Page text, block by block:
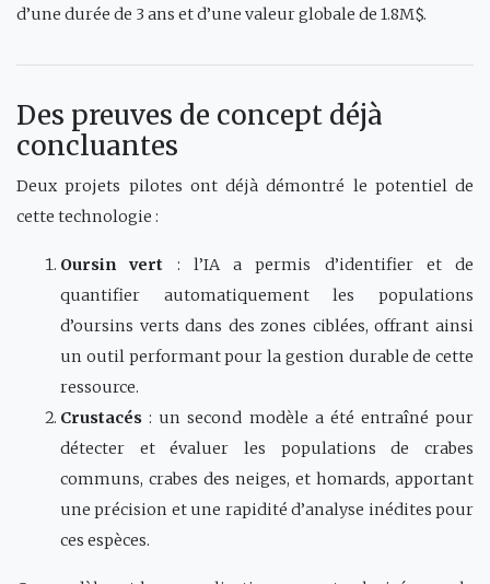
d’une durée de 3 ans et d’une valeur globale de 1.8M$.
Des preuves de concept déjà
concluantes
Deux projets pilotes ont déjà démontré le potentiel de
cette technologie :
Oursin vert : l’IA a permis d’identifier et de
quantifier automatiquement les populations
d’oursins verts dans des zones ciblées, offrant ainsi
un outil performant pour la gestion durable de cette
ressource.
Crustacés : un second modèle a été entraîné pour
détecter et évaluer les populations de crabes
communs, crabes des neiges, et homards, apportant
une précision et une rapidité d’analyse inédites pour
ces espèces.